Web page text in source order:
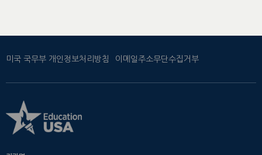
미국 국무부 개인정보처리방침 이메일주소무단수집거부